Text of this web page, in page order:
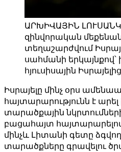
ԱՐԽԻՎԱՅԻՆ
զինվորական
տեղաշարժվում
սահմանի երկայնքով՝
հյուսիսային
Իսրայելը մինչ օրս
հայտարարությունն է
տարածքային
բացահայտ
մինչև Լիտանի գետը
տարածքները գրավելու